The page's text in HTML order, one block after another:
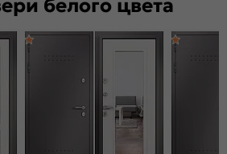
белого цвета